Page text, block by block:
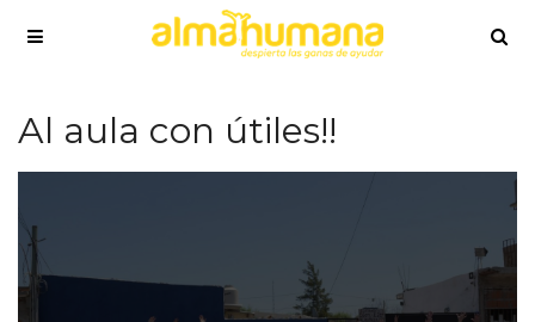
Al aula con útiles!!